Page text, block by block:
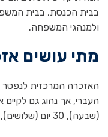
בבית הכנסת, בבית
ולמנהגי המשפחה.
מתי עושים
האזכרה המרכזית
(שבעה), 30 יום (שלושים), 11 חודש ושנה מיום הפטירה.